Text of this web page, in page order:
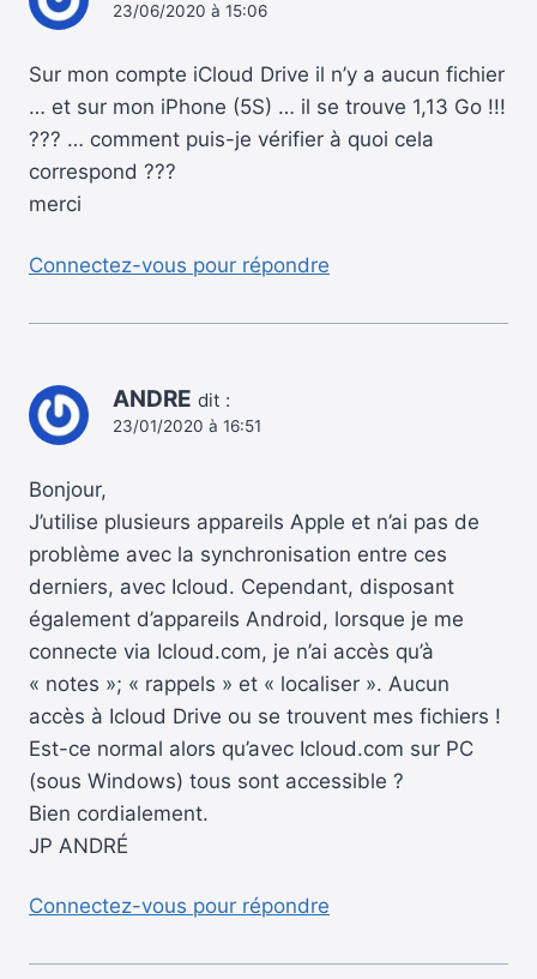
23/06/2020 à 15:06
Sur mon compte iCloud Drive il n’y a aucun fichier
… et sur mon iPhone (5S) … il se trouve 1,13 Go !!!
??? … comment puis-je vérifier à quoi cela
correspond ???
merci
Connectez-vous pour répondre
ANDRE dit :
23/01/2020 à 16:51
Bonjour,
J’utilise plusieurs appareils Apple et n’ai pas de
problème avec la synchronisation entre ces
derniers, avec Icloud. Cependant, disposant
également d’appareils Android, lorsque je me
connecte via Icloud.com, je n’ai accès qu’à
« notes »; « rappels » et « localiser ». Aucun
accès à Icloud Drive ou se trouvent mes fichiers !
Est-ce normal alors qu’avec Icloud.com sur PC
(sous Windows) tous sont accessible ?
Bien cordialement.
JP ANDRÉ
Connectez-vous pour répondre